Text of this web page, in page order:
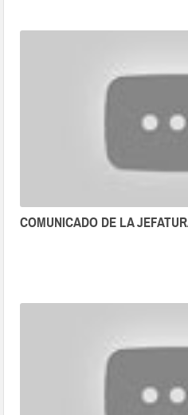
LA REPÚBLICA - JEFE DE LA
COMUNICADO DE LA